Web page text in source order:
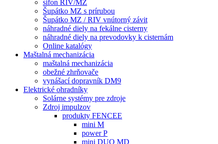
sifon RIV/MZ
Šupátko MZ s prírubou
Šupátko MZ / RIV vnútorný závit
náhradné diely na fekálne cisterny
náhradné diely na prevodovky k cisternám
Online katalógy
Maštalná mechanizácia
maštalná mechanizácia
obežné zhrňovače
vynášací dopravník DM9
Elektrické ohradníky
Solárne systémy pre zdroje
Zdroj impulzov
produkty FENCEE
mini M
power P
mini DUO MD